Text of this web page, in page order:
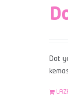
Dot